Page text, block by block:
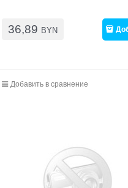
36,89 BYN
Добавить в сравнение